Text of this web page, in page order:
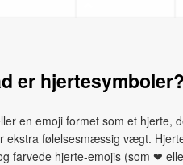
er hjertesymboler?
en emoji formet som et hjerte,
følelsesmæssig vægt.
farvede hjerte‑emojis (som ❤